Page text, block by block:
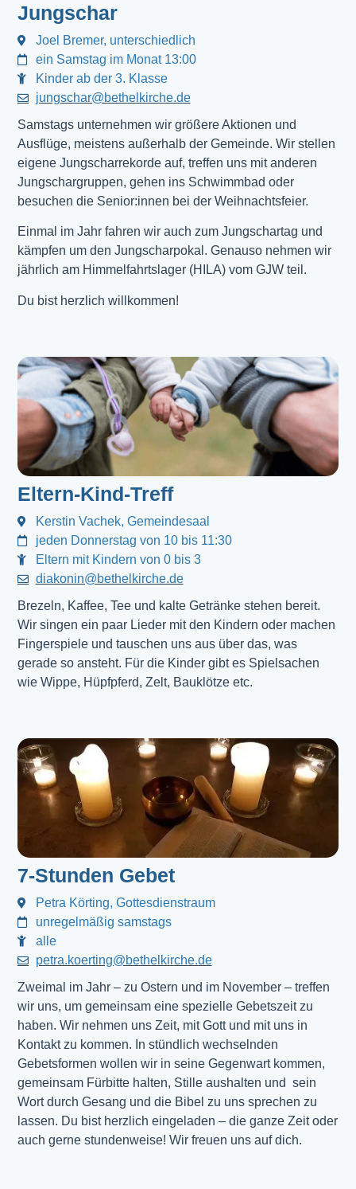
Jungschar
Joel Bremer, unterschiedlich
ein Samstag im Monat 13:00
Kinder ab der 3. Klasse
jungschar@bethelkirche.de
Samstags unternehmen wir größere Aktionen und
Ausflüge, meistens außerhalb der Gemeinde. Wir stellen
eigene Jungscharrekorde auf, treffen uns mit anderen
Jungschargruppen, gehen ins Schwimmbad oder
besuchen die Senior:innen bei der Weihnachtsfeier.
Einmal im Jahr fahren wir auch zum Jungschartag und
kämpfen um den Jungscharpokal. Genauso nehmen wir
jährlich am Himmelfahrtslager (HILA) vom GJW teil.
Du bist herzlich willkommen!
Eltern-Kind-Treff
Kerstin Vachek, Gemeindesaal
jeden Donnerstag von 10 bis 11:30
Eltern mit Kindern von 0 bis 3
diakonin@bethelkirche.de
Brezeln, Kaffee, Tee und kalte Getränke stehen bereit.
Wir singen ein paar Lieder mit den Kindern oder machen
Fingerspiele und tauschen uns aus über das, was
gerade so ansteht. Für die Kinder gibt es Spielsachen
wie Wippe, Hüpfpferd, Zelt, Bauklötze etc.
7-Stunden Gebet
Petra Körting, Gottesdienstraum
unregelmäßig samstags
alle
petra.koerting@bethelkirche.de
Zweimal im Jahr – zu Ostern und im November – treffen
wir uns, um gemeinsam eine spezielle Gebetszeit zu
haben. Wir nehmen uns Zeit, mit Gott und mit uns in
Kontakt zu kommen. In stündlich wechselnden
Gebetsformen wollen wir in seine Gegenwart kommen,
gemeinsam Fürbitte halten, Stille aushalten und sein
Wort durch Gesang und die Bibel zu uns sprechen zu
lassen. Du bist herzlich eingeladen – die ganze Zeit oder
auch gerne stundenweise! Wir freuen uns auf dich.